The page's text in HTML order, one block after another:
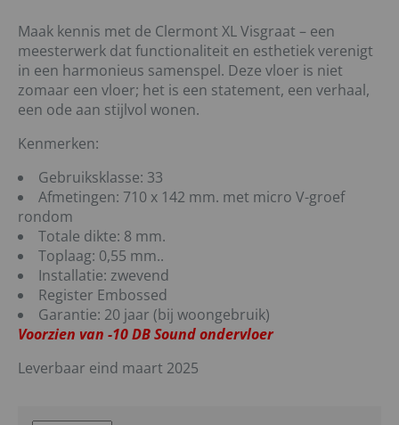
Maak kennis met de Clermont XL Visgraat – een
meesterwerk dat functionaliteit en esthetiek verenigt
in een harmonieus samenspel. Deze vloer is niet
zomaar een vloer; het is een statement, een verhaal,
een ode aan stijlvol wonen.
Kenmerken:
Gebruiksklasse: 33
Afmetingen: 710 x 142 mm. met micro V-groef
rondom
Totale dikte: 8 mm.
Toplaag: 0,55 mm..
Installatie: zwevend
Register Embossed
Garantie: 20 jaar (bij woongebruik)
Voorzien van -10 DB Sound ondervloer
Leverbaar eind maart 2025